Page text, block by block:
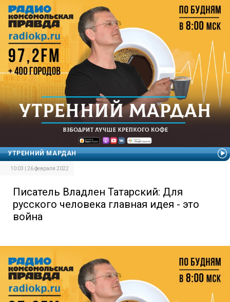
УТРЕННИЙ МАРДАН
10:03 | 26 февраля 2022
Писатель Владлен Татарский: Для
русского человека главная идея - это
война